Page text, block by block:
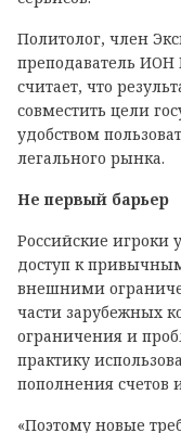
Политолог, член
преподаватель
считает, что
совместить цели
удобством
легального рынка.
Не первый барьер
Российские игроки
доступ к
внешними
части зарубежных
ограничения и
практику
пополнения счетов
«Поэтому новые